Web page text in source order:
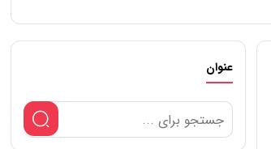
عنوان